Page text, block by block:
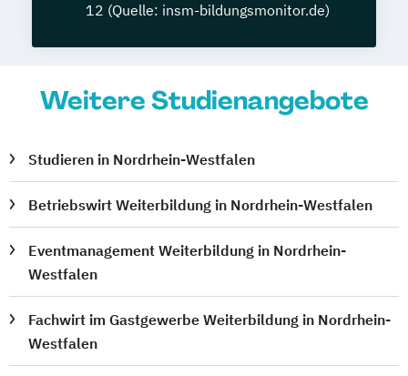
12 (Quelle: insm-bildungsmonitor.de)
Weitere Studienangebote
Studieren in Nordrhein-Westfalen
Betriebswirt Weiterbildung in Nordrhein-Westfalen
Eventmanagement Weiterbildung in Nordrhein-
Westfalen
Fachwirt im Gastgewerbe Weiterbildung in Nordrhein-
Westfalen